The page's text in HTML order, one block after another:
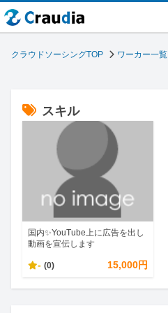
クラウドソーシングTOP ワーカー一覧
スキル
国内✨YouTube上に広告を出し
動画を宣伝します
- (0) 15,000円